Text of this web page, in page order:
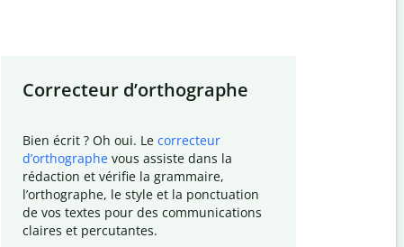
Correcteur d’orthographe
Bien écrit ? Oh oui. Le correcteur
d’orthographe vous assiste dans la
rédaction et vérifie la grammaire,
l’orthographe, le style et la ponctuation
de vos textes pour des communications
claires et percutantes.